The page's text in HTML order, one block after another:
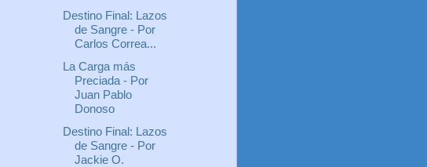
Destino Final: Lazos
de Sangre - Por
Carlos Correa...
La Carga más
Preciada - Por
Juan Pablo
Donoso
Destino Final: Lazos
de Sangre - Por
Jackie O.